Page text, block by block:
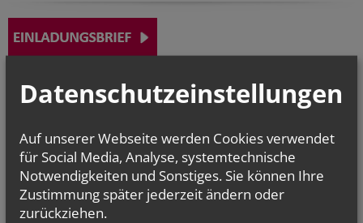
GOTTESDIENSTE
Datenschutzeinstellungen
Auf unserer Webseite werden Cookies verwendet
für Social Media, Analyse, systemtechnische
Notwendigkeiten und Sonstiges. Sie können Ihre
Zustimmung später jederzeit ändern oder
zurückziehen.